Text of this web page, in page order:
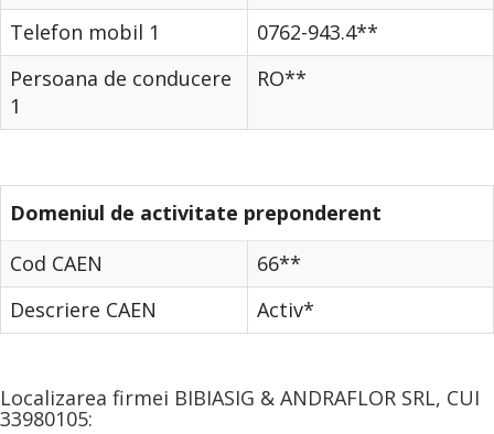
Telefon mobil 1
0762-943.4**
Persoana de conducere
1
RO**
Domeniul de activitate preponderent
Cod CAEN
66**
Descriere CAEN
Activ*
Localizarea firmei BIBIASIG & ANDRAFLOR SRL, CUI
33980105: